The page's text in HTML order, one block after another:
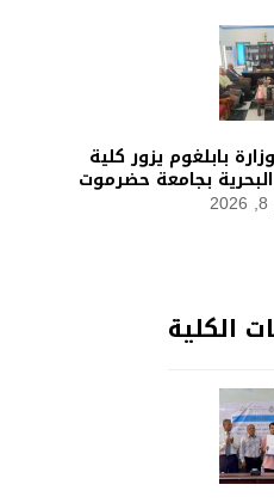
بابلغوم يزور كلية
البحرية بجامعة حضرموت
الكلية